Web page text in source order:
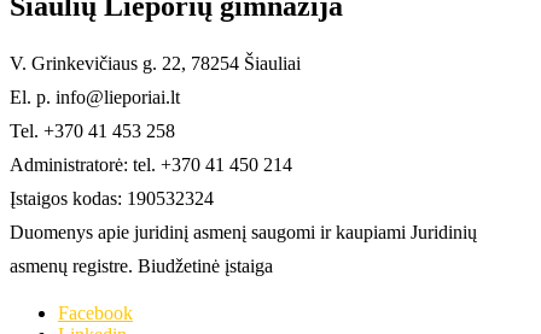
V. Grinkevičiaus g. 22, 78254 Šiauliai
El. p. info@lieporiai.lt
Tel. +370 41 453 258
Administratorė: tel. +370 41 450 214
Įstaigos kodas: 190532324
Duomenys apie juridinį asmenį saugomi ir kaupiami Juridinių
asmenų registre. Biudžetinė įstaiga
Facebook